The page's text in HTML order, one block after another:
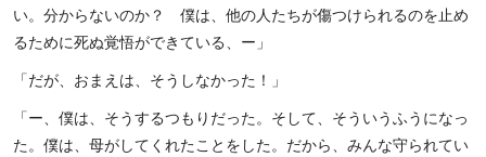
い。分からないのか？ 僕は、他の人たちが傷つけられるのを止め
るために死ぬ覚悟ができている、ー」
「だが、おまえは、そうしなかった！」
「ー、僕は、そうするつもりだった。そして、そういうふうになっ
た。僕は、母がしてくれたことをした。だから、みんな守られてい